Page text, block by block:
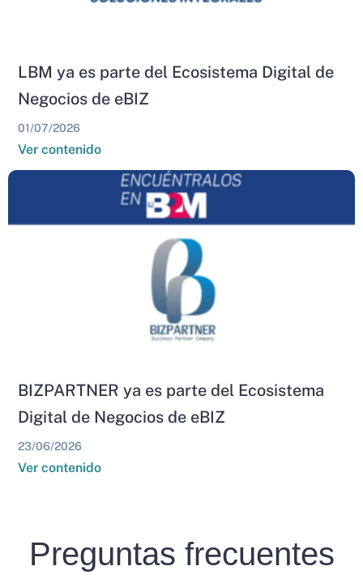
LBM ya es parte del Ecosistema Digital de
Negocios de eBIZ
01/07/2026
Ver contenido
BIZPARTNER ya es parte del Ecosistema
Digital de Negocios de eBIZ
23/06/2026
Ver contenido
Preguntas frecuentes